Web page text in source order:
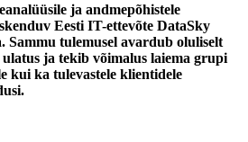
ja andmepõhistele
Eesti IT-ettevõte DataSky
Sammu tulemusel avardub oluliselt
ja tekib võimalus laiema grupi
kui ka tulevastele klientidele